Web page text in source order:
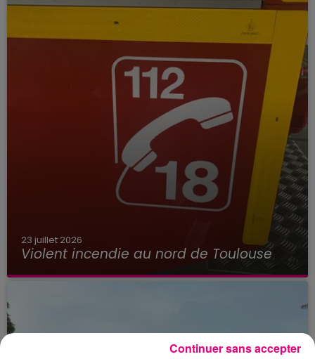
23 juillet 2026
Violent incendie au nord de Toulouse
Continuer sans accepter